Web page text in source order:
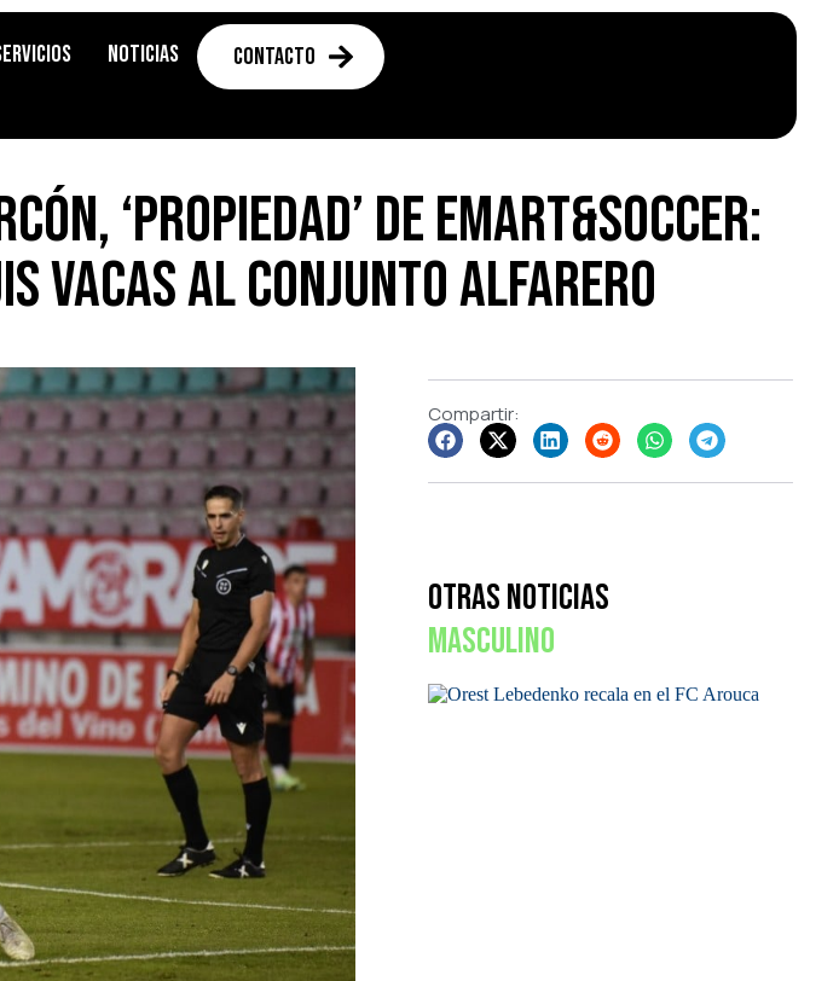
Noticias Contacto
‘propiedad’ de Emart&Soccer:
Vacas al conjunto alfarero
Compartir:
Otras Noticias
Masculino